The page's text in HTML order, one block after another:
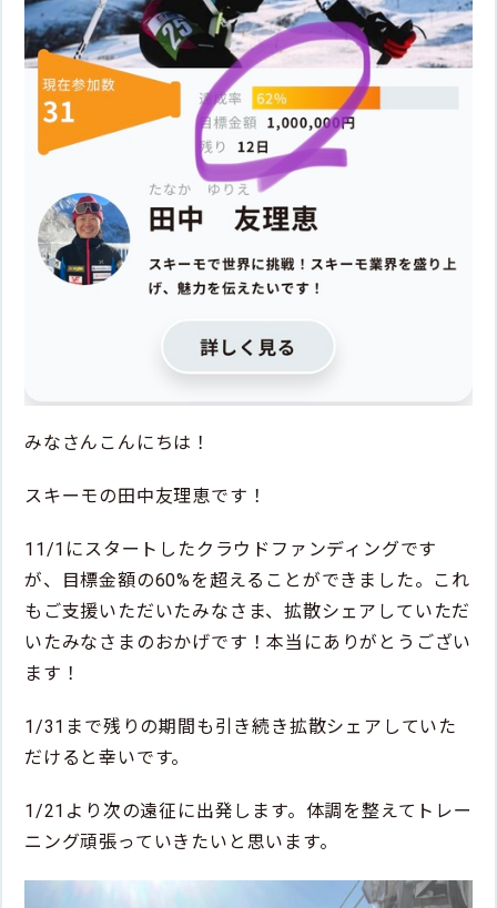
みなさんこんにちは！
スキーモの田中友理恵です！
11/1にスタートしたクラウドファンディングです
が、目標金額の60%を超えることができました。これ
もご支援いただいたみなさま、拡散シェアしていただ
いたみなさまのおかげです！本当にありがとうござい
ます！
1/31まで残りの期間も引き続き拡散シェアしていた
だけると幸いです。
1/21より次の遠征に出発します。体調を整えてトレー
ニング頑張っていきたいと思います。